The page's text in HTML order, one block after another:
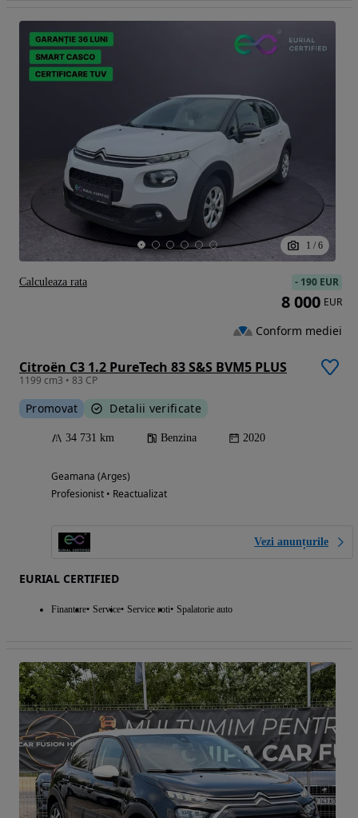
1 / 6
Citroën C3 1.2 PureTech 83 S&S BVM5 PLUS
1199 cm3 • 83 CP
Promovat Detalii verificate
34 731 km Benzina 2020
Geamana (Arges)
Profesionist • Reactualizat
Vezi anunțurile
EURIAL CERTIFIED
Finantare Service Service roti Spalatorie auto
- 190 EUR
8 000 EUR
Conform mediei
Calculeaza rata